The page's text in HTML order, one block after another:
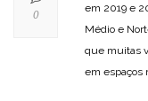
em 2019 e
Médio e
que muitas
em espaços
0